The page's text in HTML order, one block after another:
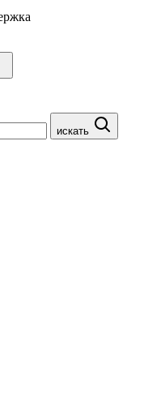
искать